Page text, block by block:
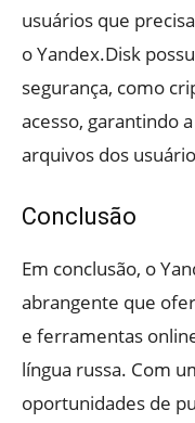
usuários que
o Yandex.Disk
segurança, como
acesso, garantindo
arquivos dos
Conclusão
Em conclusão, o
abrangente que
e ferramentas
língua russa. Com
oportunidades de